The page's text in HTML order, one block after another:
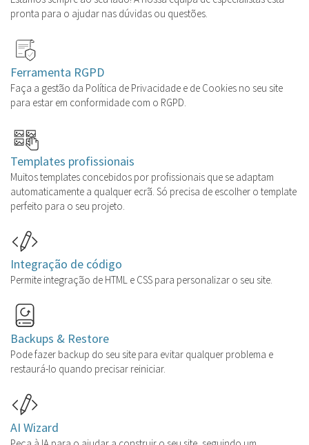
pronta para o ajudar nas dúvidas ou questões.
Ferramenta RGPD
Faça a gestão da Política de Privacidade e de Cookies no seu site
para estar em conformidade com o RGPD.
Templates profissionais
Muitos templates concebidos por profissionais que se adaptam
automaticamente a qualquer ecrã. Só precisa de escolher o template
perfeito para o seu projeto.
Integração de código
Permite integração de HTML e CSS para personalizar o seu site.
Backups & Restore
Pode fazer backup do seu site para evitar qualquer problema e
restaurá-lo quando precisar reiniciar.
AI Wizard